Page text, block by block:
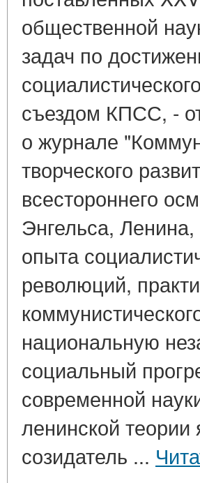
общественной
задач по
съездом КПСС, -
о журнале
творческого
всестороннего
Энгельса,
опыта
революций,
национальную
социальный
современной
ленинской
созидатель ...